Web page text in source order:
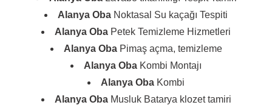
Alanya Oba Noktasal Su kaçağı Tespiti
Alanya Oba Petek Temizleme Hizmetleri
Alanya Oba Pimaş açma, temizleme
Alanya Oba Kombi Montajı
Alanya Oba Kombi
Alanya Oba Musluk Batarya klozet tamiri